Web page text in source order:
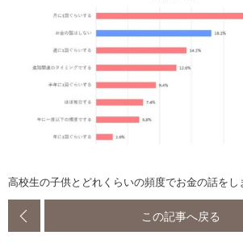
高校生の子供とどれくらいの頻度でお金の話をし
この記事へ戻る